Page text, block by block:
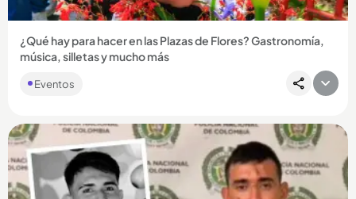
¿Qué hay para hacer en las Plazas de Flores? Gastronomía,
música, silletas y mucho más
Eventos